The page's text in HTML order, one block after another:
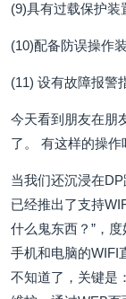
(9)具有过载保护装
(10)配备防误操作
(11) 设有故障报警
今天看到朋友在朋
了。 有这样的操作
当我们还沉浸在
已经推出了支持
什么鬼东西？”，
手机和电脑的WIFI
不知道了，关键是